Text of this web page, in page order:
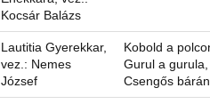
Kocsár Balázs
Lautitia Gyerekkar,
vez.: Nemes
József
Kobold a
Gurul a gurula,
Csengős